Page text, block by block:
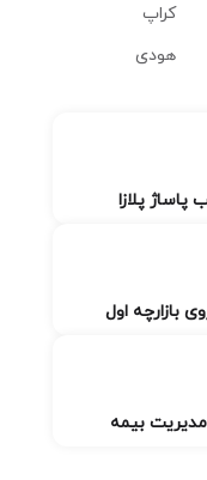
کراپ
هودی
پاساژ پلازا
بازارچه اول
مدیریت بیمه